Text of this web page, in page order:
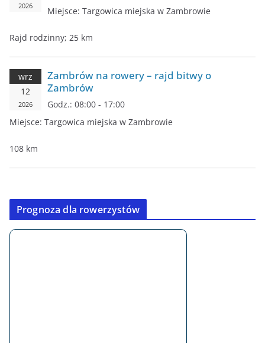
2026
Miejsce: Targowica miejska w Zambrowie
Rajd rodzinny; 25 km
wrz
12
2026
Zambrów na rowery – rajd bitwy o
Zambrów
Godz.: 08:00 - 17:00
Miejsce: Targowica miejska w Zambrowie
108 km
Prognoza dla rowerzystów